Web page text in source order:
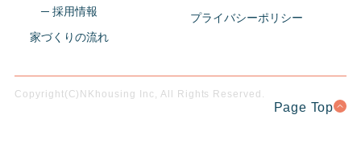
─ 採用情報
家づくりの流れ
プライバシーポリシー
Copyright(C)NKhousing Inc, All Rights Reserved.
Page Top